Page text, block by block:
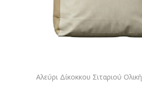
Αλεύρι Δίκοκκου Σιταριού